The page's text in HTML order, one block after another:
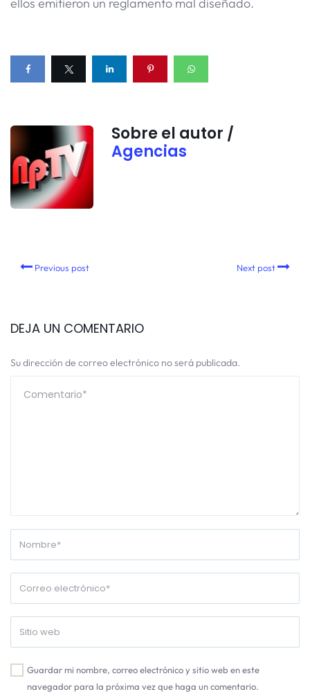
ellos emitieron un reglamento mal diseñado.
Sobre el autor /
Agencias
Previous post Next post
DEJA UN COMENTARIO
Su dirección de correo electrónico no será publicada.
Guardar mi nombre, correo electrónico y sitio web en este
navegador para la próxima vez que haga un comentario.